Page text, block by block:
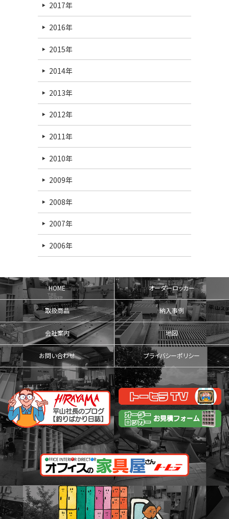
2017年
2016年
2015年
2014年
2013年
2012年
2011年
2010年
2009年
2008年
2007年
2006年
HOME オーダーロッカー
取扱商品 納入事例
会社案内 地図
お問い合わせ プライバシーポリシー